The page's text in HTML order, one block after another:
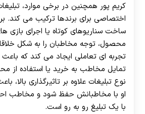
کریم پور همچنین در برخی موارد،
اختصاصی برای برندها ترکیب می‌ کند.
ساخت سناریوهای کوتاه یا اجرای بازی
محصول، توجه مخاطبان را به شکل
تجربه ای تعاملی ایجاد می‌ کند که باعث
تمایل مخاطب به خرید یا استفاده از
نوع تبلیغات علاوه بر تاثیرگذاری بالا،
او با مخاطبانش حفظ شود و مخاطب
با یک تبلیغ رو به رو است.